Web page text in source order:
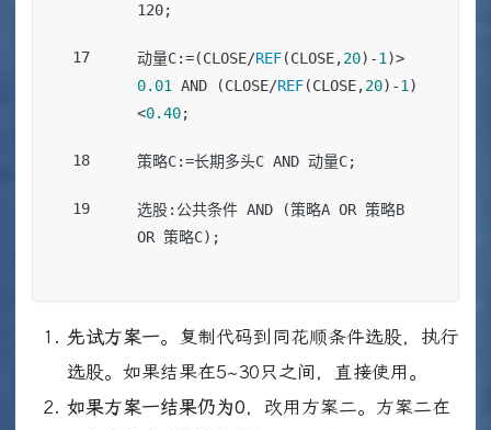
120;
动量C:=(CLOSE/REF(CLOSE,20)-1 )>
0.01
AND (CLOSE/REF(CLOSE,20)-1 )
<0.40;
策略C:=长期多头C AND 动量C;
选股:公共条件 AND (策略A OR 策略B
OR 策略C);
先试方案一。复制代码到同花顺条件选股，执行
选股。如果结果在5~30只之间，直接使用。
如果方案一结果仍为0，改用方案二。方案二在